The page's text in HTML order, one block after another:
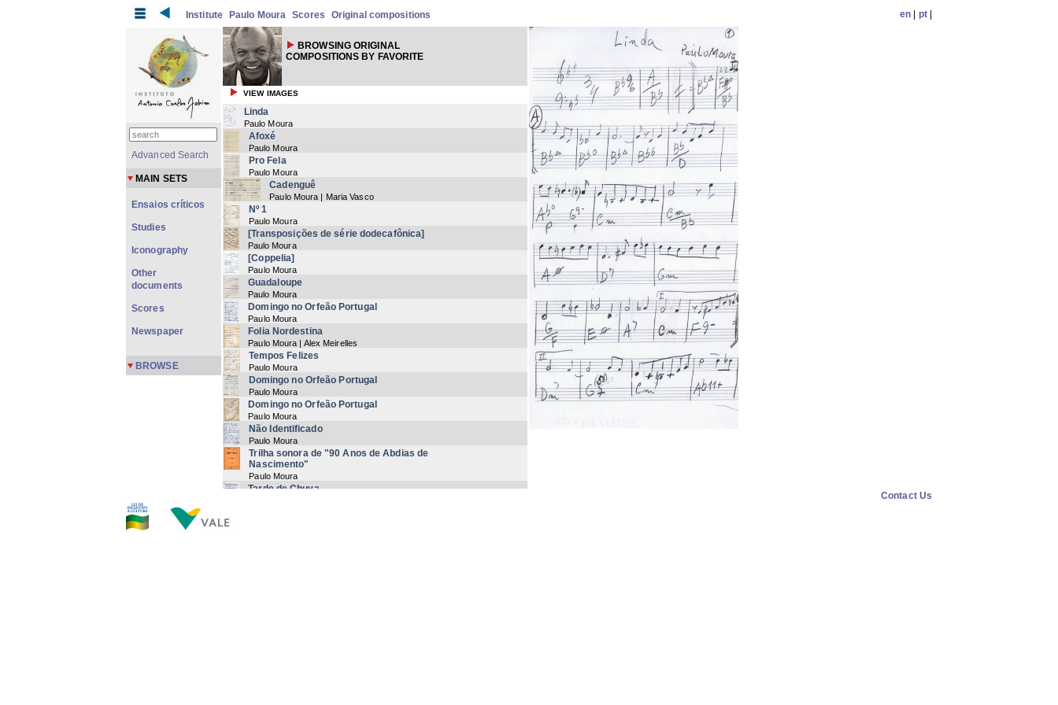
Institute Paulo Moura Scores Original compositions en pt|
BROWSING ORIGINAL
COMPOSITIONS BY FAVORITE
VIEW IMAGES
Linda
Paulo Moura
Afoxé
Paulo Moura
Pro Fela
Paulo Moura
Cadenguê
Paulo Moura | Maria Vasco
Nº 1
Paulo Moura
[Transposições de série dodecafônica]
Paulo Moura
[Coppelia]
Paulo Moura
Guadaloupe
Paulo Moura
Domingo no Orfeão Portugal
Paulo Moura
Folia Nordestina
Paulo Moura | Alex Meirelles
Tempos Felizes
Paulo Moura
Domingo no Orfeão Portugal
Paulo Moura
Domingo no Orfeão Portugal
Paulo Moura
Não Identificado
Paulo Moura
Trilha sonora de "90 Anos de Abdias de
Nascimento"
Paulo Moura
Tarde de Chuva
Advanced Search
MAIN SETS
Ensaios críticos
Studies
Iconography
Other
documents
Scores
Newspaper
BROWSE
Contact Us